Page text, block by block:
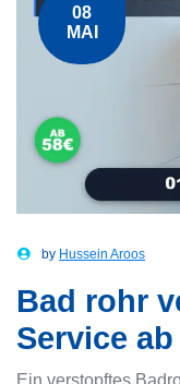
08
MAI
by Hussein Aroos
Bad rohr
Service
Ein verstopftes